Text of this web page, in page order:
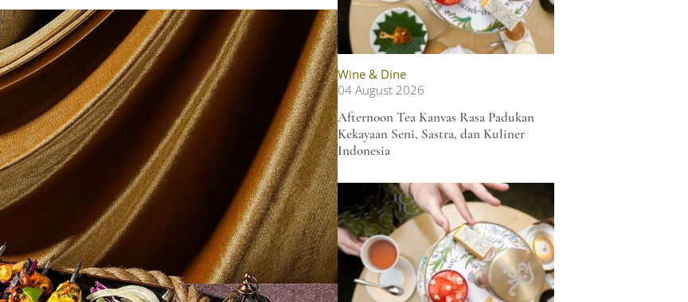
Wine & Dine
04 August 2026
Afternoon Tea Kanvas Rasa Padukan
Kekayaan Seni, Sastra, dan Kuliner
Indonesia